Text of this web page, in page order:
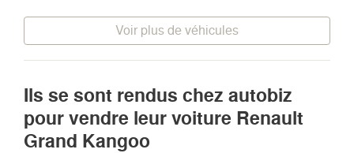
Voir plus de véhicules
Ils se sont rendus chez autobiz
pour vendre leur voiture Renault
Grand Kangoo